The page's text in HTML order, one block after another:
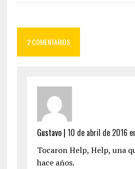
2 COMENTARIOS
Gustavo| 10 de abril de 2016
Tocaron Help, Help, una
hace años.